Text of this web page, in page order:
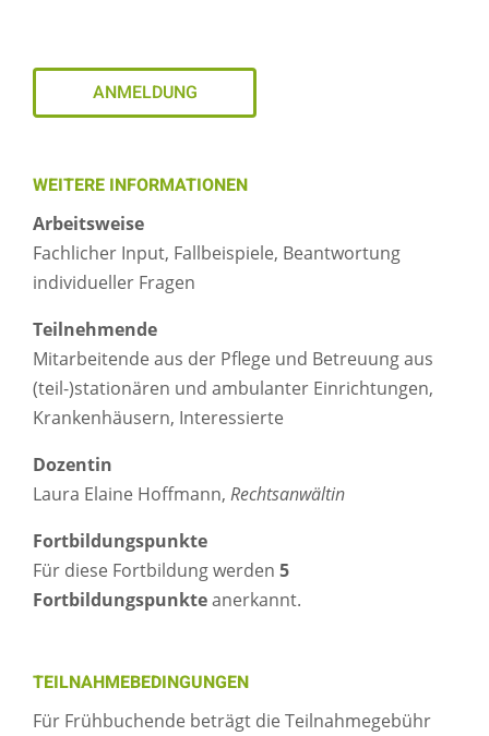
ANMELDUNG
WEITERE INFORMATIONEN
Arbeitsweise
Fachlicher Input, Fallbeispiele, Beantwortung
individueller Fragen
Teilnehmende
Mitarbeitende aus der Pflege und Betreuung aus
(teil-)stationären und ambulanter Einrichtungen,
Krankenhäusern, Interessierte
Dozentin
Laura Elaine Hoffmann, Rechtsanwältin
Fortbildungspunkte
Für diese Fortbildung werden 5
Fortbildungspunkteanerkannt.
TEILNAHMEBEDINGUNGEN
Für Frühbuchende beträgt die Teilnahmegebühr